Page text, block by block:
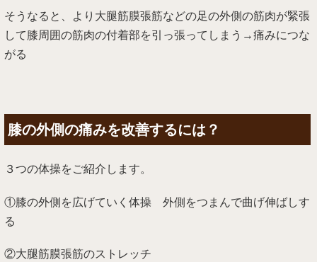
そうなると、より大腿筋膜張筋などの足の外側の筋肉が緊張
して膝周囲の筋肉の付着部を引っ張ってしまう→痛みにつな
がる
膝の外側の痛みを改善するには？
３つの体操をご紹介します。
①膝の外側を広げていく体操 外側をつまんで曲げ伸ばしす
る
②大腿筋膜張筋のストレッチ